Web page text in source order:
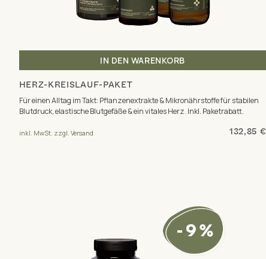
IN DEN WARENKORB
HERZ-KREISLAUF-PAKET
Für einen Alltag im Takt: Pflanzenextrakte & Mikronährstoffe für stabilen
Blutdruck, elastische Blutgefäße & ein vitales Herz. Inkl. Paketrabatt.
inkl. MwSt. zzgl. Versand 132,85 €